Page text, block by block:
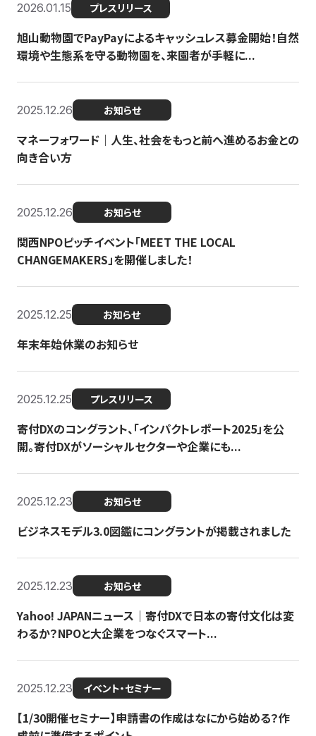
2026.01.15 プレスリリース
旭山動物園でPayPayによるキャッシュレス募金開始！自然
環境や生態系を守る動物園を、来園者が手軽に...
2025.12.26 お知らせ
マネーフォワード｜人生、社会をもっと前へ進めるお金との
向き合い方
2025.12.26 お知らせ
関西NPOピッチイベント「MEET THE LOCAL
CHANGEMAKERS」を開催しました！
2025.12.25 お知らせ
年末年始休業のお知らせ
2025.12.25 プレスリリース
寄付DXのコングラント、「インパクトレポート2025」を公
開。寄付DXがソーシャルセクターや企業にも...
2025.12.23 お知らせ
ビジネスモデル3.0図鑑にコングラントが掲載されました
2025.12.23 お知らせ
Yahoo! JAPANニュース｜寄付DXで日本の寄付文化は変
わるか？NPOと大企業をつなぐスマート...
2025.12.23 イベント・セミナー
【1/30開催セミナー】申請書の作成はなにから始める？作